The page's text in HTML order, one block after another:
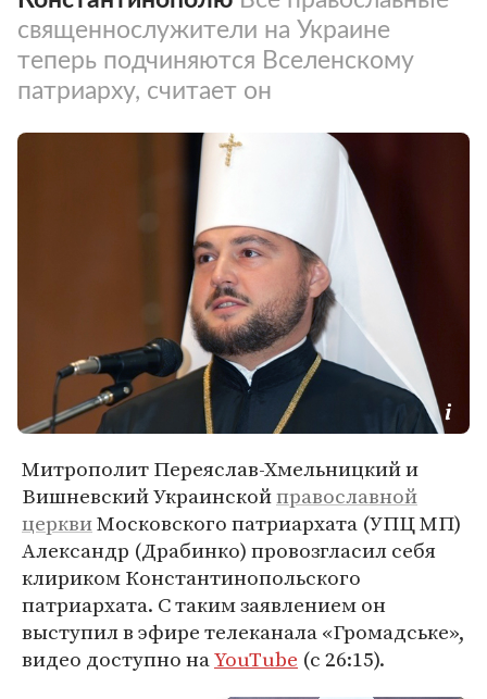
священнослужители на Украине
теперь подчиняются Вселенскому
патриарху, считает он
Митрополит Переяслав-Хмельницкий и
Вишневский Украинскойправославной
церквиМосковского патриархата (УПЦ МП)
Александр (Драбинко) провозгласил себя
клириком Константинопольского
патриархата. С таким заявлением он
выступил в эфире телеканала «Громадське»,
видео доступно наYouTube (с 26:15).